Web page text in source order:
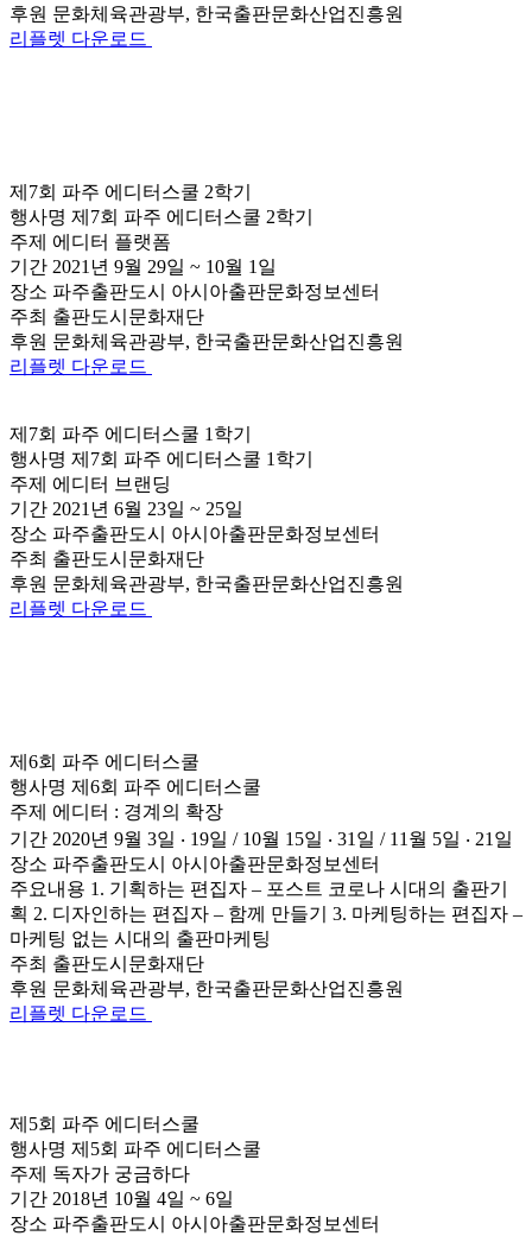
후원 문화체육관광부, 한국출판문화산업진흥원
리플렛 다운로드
제7회 파주 에디터스쿨 2학기
행사명 제7회 파주 에디터스쿨 2학기
주제 에디터 플랫폼
기간 2021년 9월 29일 ~ 10월 1일
장소 파주출판도시 아시아출판문화정보센터
주최 출판도시문화재단
후원 문화체육관광부, 한국출판문화산업진흥원
리플렛 다운로드
제7회 파주 에디터스쿨 1학기
행사명 제7회 파주 에디터스쿨 1학기
주제 에디터 브랜딩
기간 2021년 6월 23일 ~ 25일
장소 파주출판도시 아시아출판문화정보센터
주최 출판도시문화재단
후원 문화체육관광부, 한국출판문화산업진흥원
리플렛 다운로드
제6회 파주 에디터스쿨
행사명 제6회 파주 에디터스쿨
주제 에디터 : 경계의 확장
기간 2020년 9월 3일 ‧ 19일 / 10월 15일 ‧ 31일 / 11월 5일 ‧ 21일
장소 파주출판도시 아시아출판문화정보센터
주요내용 1. 기획하는 편집자 – 포스트 코로나 시대의 출판기
획 2. 디자인하는 편집자 – 함께 만들기 3. 마케팅하는 편집자 –
마케팅 없는 시대의 출판마케팅
주최 출판도시문화재단
후원 문화체육관광부, 한국출판문화산업진흥원
리플렛 다운로드
제5회 파주 에디터스쿨
행사명 제5회 파주 에디터스쿨
주제 독자가 궁금하다
기간 2018년 10월 4일 ~ 6일
장소 파주출판도시 아시아출판문화정보센터